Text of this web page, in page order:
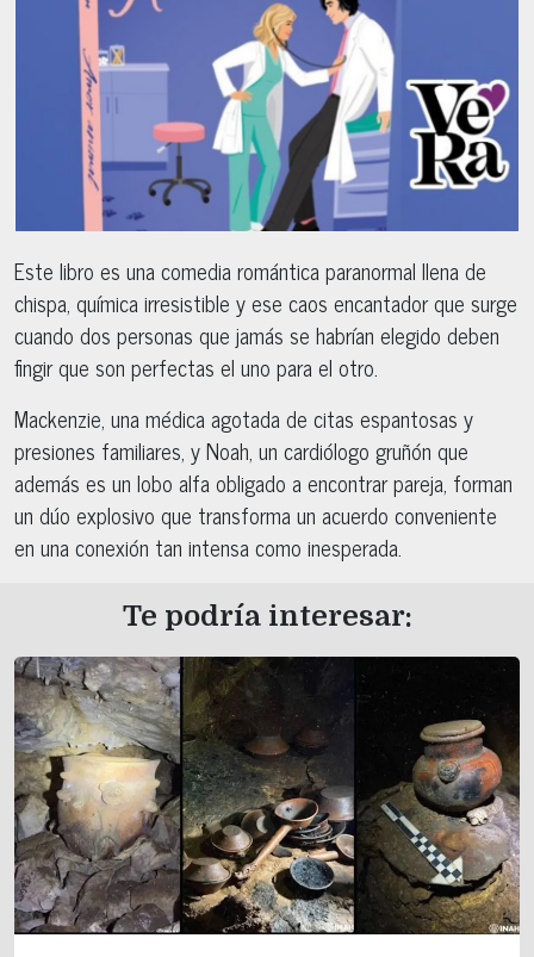
Este libro es una comedia romántica paranormal llena de
chispa, química irresistible y ese caos encantador que surge
cuando dos personas que jamás se habrían elegido deben
fingir que son perfectas el uno para el otro.
Mackenzie, una médica agotada de citas espantosas y
presiones familiares, y Noah, un cardiólogo gruñón que
además es un lobo alfa obligado a encontrar pareja, forman
un dúo explosivo que transforma un acuerdo conveniente
en una conexión tan intensa como inesperada.
Te podría interesar: